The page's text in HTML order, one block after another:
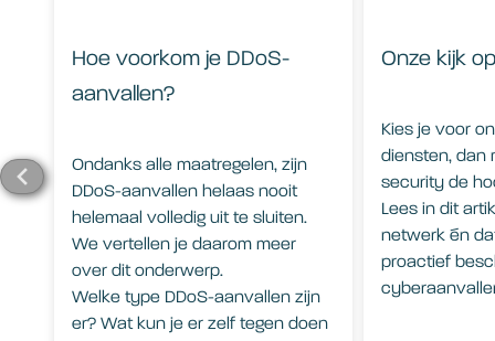
Hoe voorkom je DDoS-
aanvallen?
Ondanks alle maatregelen, zijn
DDoS-aanvallen helaas nooit
helemaal volledig uit te sluiten.
We vertellen je daarom meer
over dit onderwerp.
Welke type DDoS-aanvallen zijn
er? Wat kun je er zelf tegen doen
Onze kijk
Kies je voor
diensten, dan
security de
Lees in dit
netwerk én
proactief